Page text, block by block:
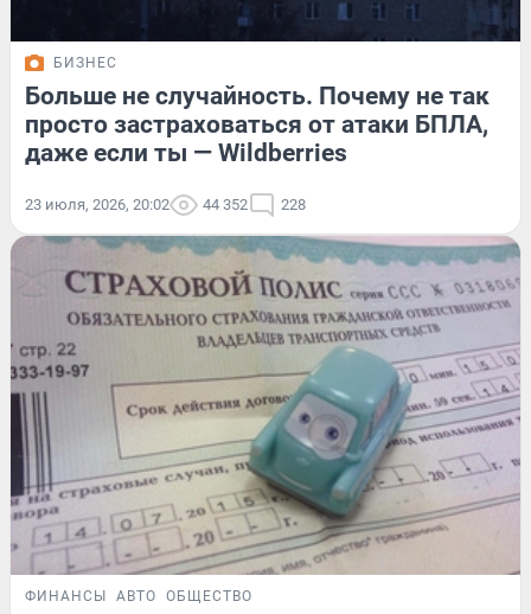
БИЗНЕС
Больше не случайность. Почему не так
просто застраховаться от атаки БПЛА,
даже если ты — Wildberries
23 июля, 2026, 20:02 44 352 228
ФИНАНСЫ АВТО ОБЩЕСТВО